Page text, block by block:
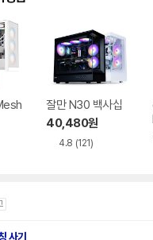
잘만 N30 백사십
40,480원
4.8 (121)
사기